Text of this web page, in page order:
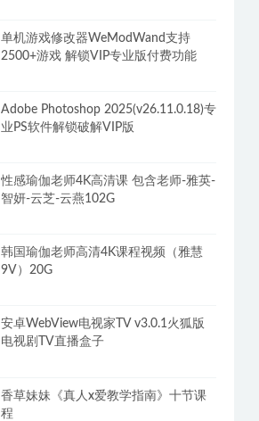
单机游戏修改器WeModWand支持
2500+游戏 解锁VIP专业版付费功能
Adobe Photoshop 2025(v26.11.0.18)专
业PS软件解锁破解VIP版
性感瑜伽老师4K高清课 包含老师-雅英-
智妍-云芝-云燕102G
韩国瑜伽老师高清4K课程视频（雅慧
9V）20G
安卓WebView电视家TV v3.0.1火狐版
电视剧TV直播盒子
香草妹妹《真人x爱教学指南》十节课
程